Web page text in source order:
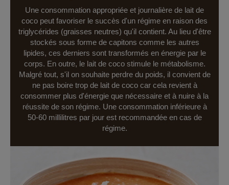
Une consommation appropriée et journalière de lait de
coco peut favoriser le succès d'un régime en raison des
triglycérides (graisses neutres) qu'il contient. Au lieu d'être
stockés sous forme de capitons comme les autres
lipides, ces derniers sont transformés en énergie par le
corps. En outre, le lait de coco stimule le métabolisme.
Malgré tout, s'il on souhaite perdre du poids, il convient de
ne pas boire trop de lait de coco car cela revient à
consommer plus d'énergie que nécessaire et à nuire à la
réussite de son régime. Une consommation inférieure à
50-60 millilitres par jour est recommandée en cas de
régime.